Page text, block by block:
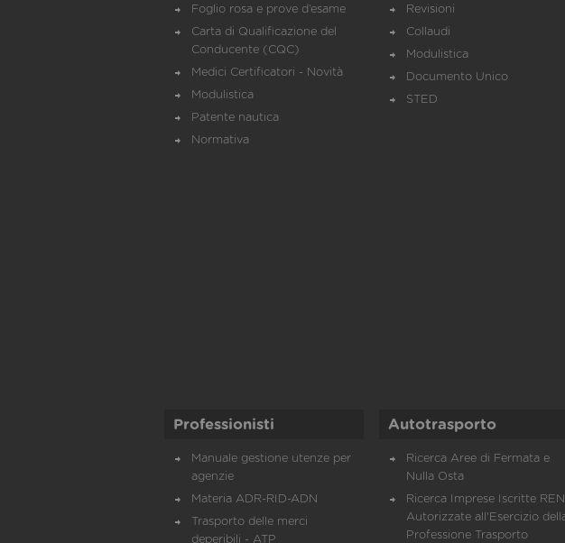
Foglio rosa e prove d’esame
Carta di Qualificazione del
Conducente (CQC)
Medici Certificatori - Novità
Modulistica
Patente nautica
Normativa
Revisioni
Collaudi
Modulistica
Documento Unico
STED
Professionisti
Manuale gestione utenze per
agenzie
Materia ADR-RID-ADN
Trasporto delle merci
deperibili - ATP
Autotrasporto
Ricerca Aree di Fermata e
Nulla Osta
Ricerca Imprese Iscritte
Autorizzate all'Esercizio
Professione Trasporto